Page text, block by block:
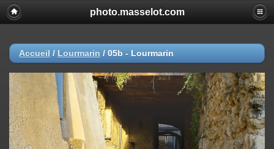
photo.masselot.com
Accueil / Lourmarin / 05b - Lourmarin